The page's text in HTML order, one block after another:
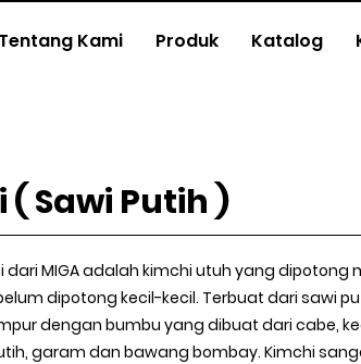
Tentang Kami Produk Katalog
( Sawi Putih )
dari MIGA adalah kimchi utuh yang dipotong
dipotong kecil-kecil. Terbuat dari sawi
dengan bumbu yang dibuat dari cabe,
garam dan bawang bombay. Kimchi